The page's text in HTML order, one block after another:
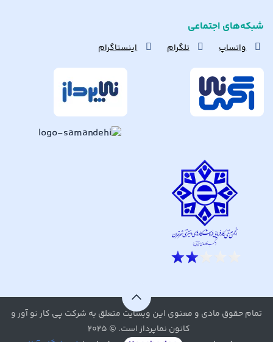
شبکه‌های اجتماعی
واتساپ تلگرام اینستاگرام
تمام حقوق مادی و معنوی این وبسایت متعلق به شرکت پی کار نو آور و
کانون نماپرداز است. © ۲۰۲۵